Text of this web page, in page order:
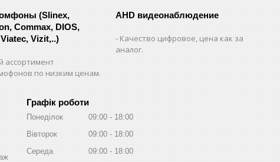
(Slinex,
Commax, DIOS,
Vizit,..)
ассортимент
по низким ценам.
AHD видеонаблюдение
Качество цифровое, цена как за
аналог.
Графік роботи
Понеділок 09:00
18:00
Вівторок
09:00
18:00
Середа
09:00
18:00